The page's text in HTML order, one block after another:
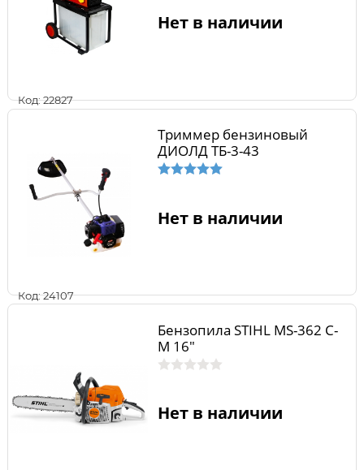
Код: 22827
Нет в наличии
Код: 24107
Триммер бензиновый
ДИОЛД ТБ-3-43
Нет в наличии
Бензопила STIHL MS-362 C-
M 16"
Нет в наличии